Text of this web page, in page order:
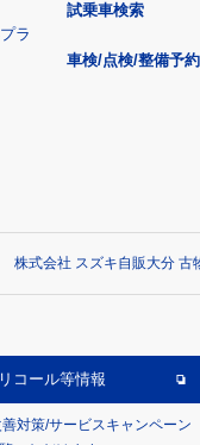
ラ
試乗車検索
車検/点検/整備予約
株式会社 スズキ自販大分
リコール等情報
対策/サービスキャンペーン